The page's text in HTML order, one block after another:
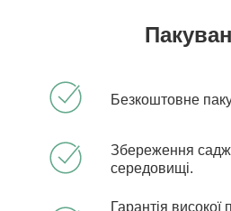
Безкоштовне
Збереження
середовищі.
Гарантія